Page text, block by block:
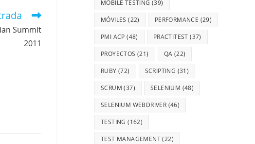
Summit
2011
MOBILE TESTING (39)
MÓVILES (22) PERFORMANCE (29)
PMI ACP (48) PRACTITEST (37)
PROYECTOS (21) QA (22)
RUBY (72) SCRIPTING (31)
SCRUM (37) SELENIUM (48)
SELENIUM WEBDRIVER (46)
TESTING (162)
TEST MANAGEMENT(22)